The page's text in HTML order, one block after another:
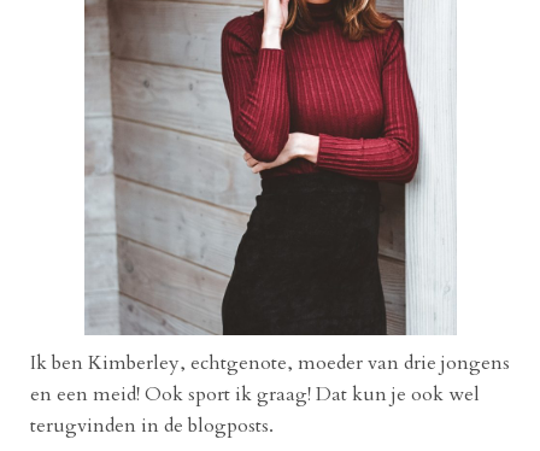
Ik ben Kimberley, echtgenote, moeder van drie jongens
en een meid! Ook sport ik graag! Dat kun je ook wel
terugvinden in de blogposts.